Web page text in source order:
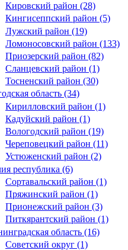
Кировский район (28)
Кингисеппский район (5)
Лужский район (19)
Ломоносовский район (133)
Приозерский район (82)
Сланцевский район (1)
Тосненский район (30)
область (34)
Кирилловский район (1)
Кадуйский район (1)
Вологодский район (19)
Череповецкий район (11)
Устюженский район (2)
республика (6)
Сортавальский район (1)
Пряжинский район (1)
Прионежский район (3)
Питкярантский район (1)
область (16)
Советский округ (1)